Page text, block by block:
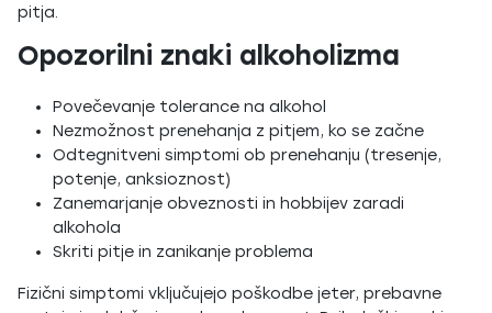
pitja.
Opozorilni znaki alkoholizma
Povečevanje tolerance na alkohol
Nezmožnost prenehanja z pitjem, ko se začne
Odtegnitveni simptomi ob prenehanju (tresenje,
potenje, anksioznost)
Zanemarjanje obveznosti in hobbijev zaradi
alkohola
Skriti pitje in zanikanje problema
Fizični simptomi vključujejo poškodbe jeter, prebavne